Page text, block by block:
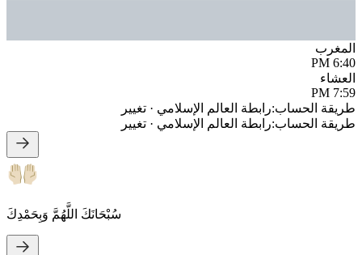
المغرب
6:40 PM
العشاء
7:59 PM
طريقة الحساب:رابطة العالم الإسلامي · تغيير
طريقة الحساب:رابطة العالم الإسلامي · تغيير
سُبْحَانَكَ اللَّهُمَّ وَبِحَمْدِكَ